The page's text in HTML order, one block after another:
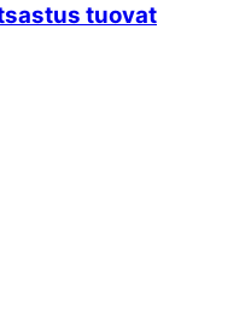
tuovat